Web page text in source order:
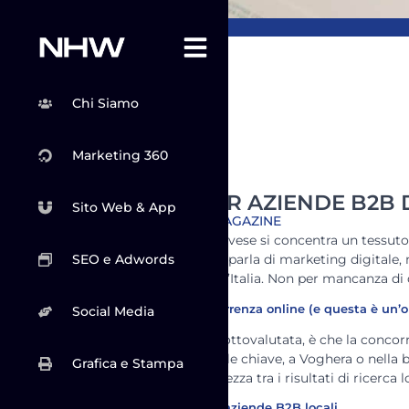
Chi Siamo
Marketing 360
Sito Web & App
SEO e Adwords
Social Media
Grafica e Stampa
MARKETING PER AZIENDE
NHW CONSULTING MAGAZINE
Tra Lomellina e Oltrepò Pavese si concentra un
settore. Eppure, quando si parla di marketing
realtà simili in altre zone d’Italia. Non per mancanza
Un territorio a bassa concorrenza online (e questa è
La buona notizia, spesso sottovalutata, è che la
contendono le stesse parole chiave, a Voghera o
— per emergere con chiarezza tra i risultati di ricerca